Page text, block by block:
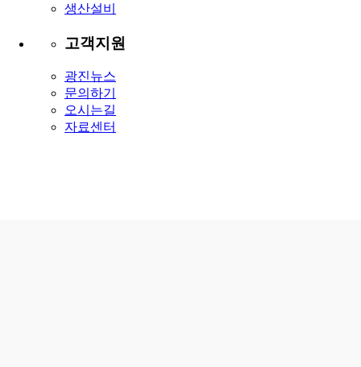
생산설비
고객지원
광진뉴스
문의하기
오시는길
자료센터